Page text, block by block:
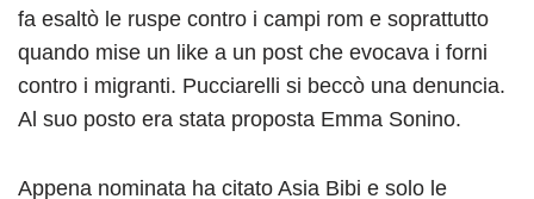
fa esaltò le ruspe contro i campi rom e soprattutto
quando mise un like a un post che evocava i forni
contro i migranti. Pucciarelli si beccò una denuncia.
Al suo posto era stata proposta Emma Sonino.
Appena nominata ha citato Asia Bibi e solo le